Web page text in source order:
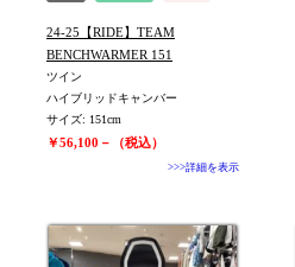
値下げしました
24-25【RIDE】TEAM
BENCHWARMER 151
ツイン
ハイブリッドキャンバー
サイズ: 151cm
￥56,100－（税込）
>>>詳細を表示